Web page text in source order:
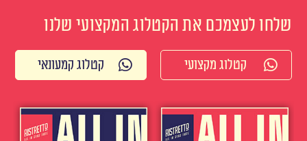
שלחו לעצמכם את הקטלוג המקצועי שלנו
קטלוג מקצועי קטלוג קמעונאי